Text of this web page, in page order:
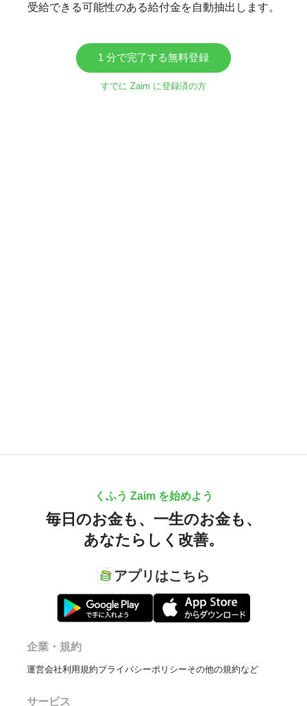
受給できる可能性のある給付金を自動抽出します。
1 分で完了する無料登録
すでに Zaim に登録済の方
くふう Zaim を始めよう
毎日のお金も、 一生のお金も、
あなたらしく改善。
アプリはこちら
企業・規約
運営会社利用規約プライバシーポリシーその他の規約など
サービス